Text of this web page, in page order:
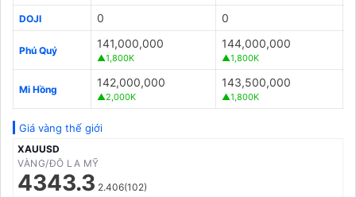
DOJI 0 0
Phú Quý
141,000,000
▲1,800K
144,000,000
▲1,800K
Mi Hồng
142,000,000
▲2,000K
143,500,000
▲1,800K
Giá vàng thế giới
XAUUSD
VÀNG/ĐÔ LA MỸ
4343.3 2.406(102)